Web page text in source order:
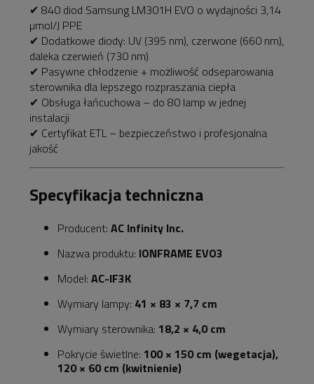
✔ 840 diod Samsung LM301H EVO o wydajności 3,14
µmol/J PPE
✔ Dodatkowe diody: UV (395 nm), czerwone (660 nm),
daleka czerwień (730 nm)
✔ Pasywne chłodzenie + możliwość odseparowania
sterownika dla lepszego rozpraszania ciepła
✔ Obsługa łańcuchowa – do 80 lamp w jednej
instalacji
✔ Certyfikat ETL – bezpieczeństwo i profesjonalna
jakość
Specyfikacja techniczna
Producent: AC Infinity Inc.
Nazwa produktu: IONFRAME EVO3
Model: AC-IF3K
Wymiary lampy: 41 × 83 × 7,7 cm
Wymiary sterownika: 18,2 × 4,0 cm
Pokrycie świetlne: 100 × 150 cm (wegetacja),
120 × 60 cm (kwitnienie)